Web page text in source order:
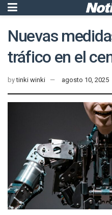
Nuevas
tráfico en el
by tinki winki agosto 10, 2025